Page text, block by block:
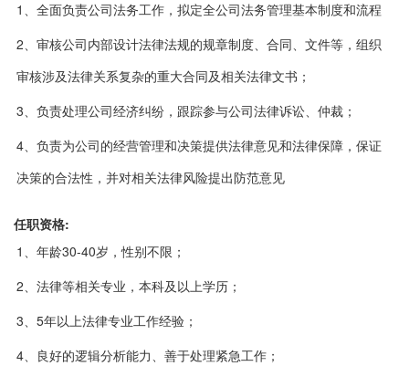
1、全面负责公司法务工作，拟定全公司法务管理基本制度和流程
2、审核公司内部设计法律法规的规章制度、合同、文件等，组织
审核涉及法律关系复杂的重大合同及相关法律文书；
3、负责处理公司经济纠纷，跟踪参与公司法律诉讼、仲裁；
4、负责为公司的经营管理和决策提供法律意见和法律保障，保证
决策的合法性，并对相关法律风险提出防范意见
任职资格:
1、年龄30-40岁，性别不限；
2、法律等相关专业，本科及以上学历；
3、5年以上法律专业工作经验；
4、良好的逻辑分析能力、善于处理紧急工作；